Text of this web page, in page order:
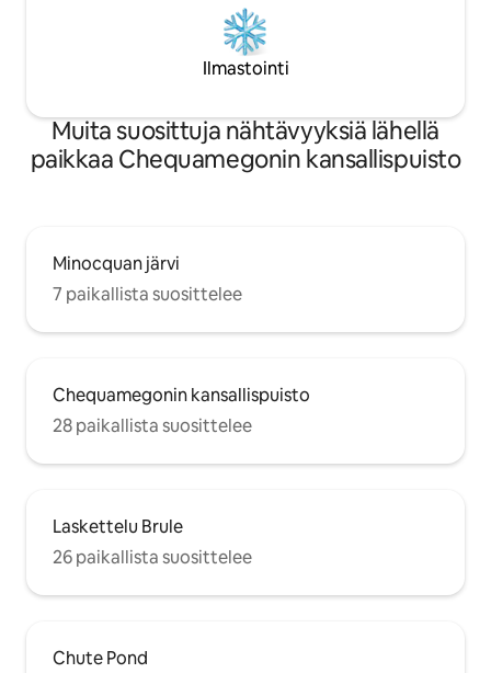
Ilmastointi
Muita suosittuja nähtävyyksiä lähellä
paikkaa Chequamegonin kansallispuisto
Minocquan järvi
7 paikallista suosittelee
Chequamegonin kansallispuisto
28 paikallista suosittelee
Laskettelu Brule
26 paikallista suosittelee
Chute Pond